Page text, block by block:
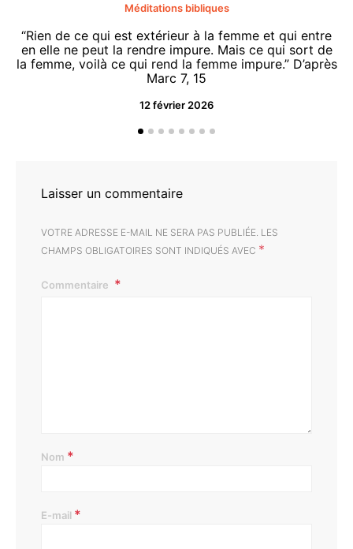
Méditations bibliques
“Rien de ce qui est extérieur à la femme et qui entre
en elle ne peut la rendre impure. Mais ce qui sort de
la femme, voilà ce qui rend la femme impure.” D’après
Marc 7, 15
12 février 2026
Laisser un commentaire
VOTRE ADRESSE E-MAIL NE SERA PAS PUBLIÉE. LES
CHAMPS OBLIGATOIRES SONT INDIQUÉS AVEC *
Commentaire
Nom *
E-mail *